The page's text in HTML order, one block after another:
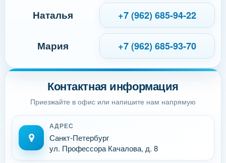
Контактная информация
Приезжайте в офис или напишите нам напрямую
АДРЕС
Санкт-Петербург
ул. Профессора Качалова, д. 8
Наталья +7 (962) 685-94-22
Мария +7 (962) 685-93-70